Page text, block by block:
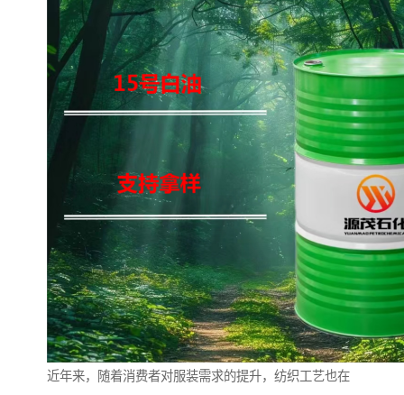
近年来，随着消费者对服装需求的提升，纺织工艺也在